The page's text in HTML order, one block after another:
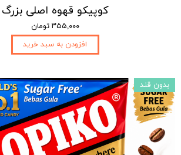
کوپیکو قهوه اصلی بزرگ
۳۵۵,۰۰۰ تومان
افزودن به سبد خرید
بدون قند